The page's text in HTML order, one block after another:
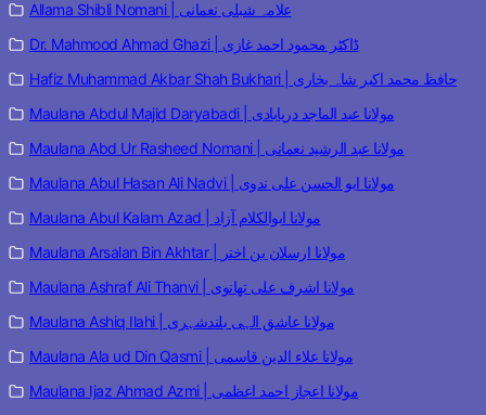
Allama Shibli Nomani | علامہ شبلی نعمانی
Dr. Mahmood Ahmad Ghazi | ڈاکٹر محمود احمد غازی
Hafiz Muhammad Akbar Shah Bukhari | حافظ محمد اکبر شاہ بخاری
Maulana Abdul Majid Daryabadi | مولانا عبد الماجد دریابادی
Maulana Abd Ur Rasheed Nomani | مولانا عبد الرشید نعمانی
Maulana Abul Hasan Ali Nadvi | مولانا ابو الحسن علی ندوی
Maulana Abul Kalam Azad | مولانا ابوالکلام آزاد
Maulana Arsalan Bin Akhtar | مولانا ارسلان بن اختر
Maulana Ashraf Ali Thanvi | مولانا اشرف علی تھانوی
Maulana Ashiq Ilahi | مولانا عاشق الہی بلندشہری
Maulana Ala ud Din Qasmi | مولانا علاء الدین قاسمی
Maulana Ijaz Ahmad Azmi | مولانا اعجاز احمد اعظمی